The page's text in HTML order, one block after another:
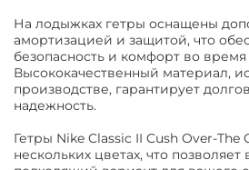
На лодыжках гетры оснащены
амортизацией и защитой, что
безопасность и комфорт во
Высококачественный материал,
производстве, гарантирует
надежность.
Гетры Nike Classic II Cush Over-The
нескольких цветах, что